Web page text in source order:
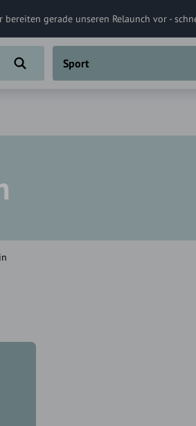
bereiten gerade unseren Relaunch vor -
Sport